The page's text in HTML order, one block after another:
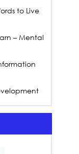
to Live
– Mental